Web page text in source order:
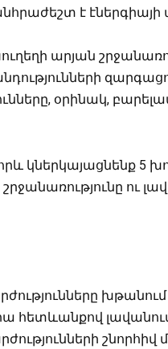
է
արյան
օրինակ,
կներկայացնենք 5
ու
լավանում
շնորհիվ